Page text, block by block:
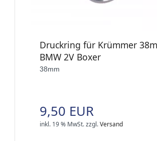
Druckring für Krümmer
BMW 2V Boxer
38mm
9,50 EUR
inkl. 19 % MwSt.zzgl.Versand